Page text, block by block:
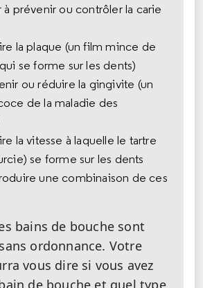
prévenir ou contrôler la carie
la plaque (un film mince de
se forme sur les dents)
ou réduire la gingivite (un
de la maladie des
la vitesse à laquelle le tartre
se forme sur les dents
une combinaison de ces
bains de bouche sont
ordonnance. Votre
vous dire si vous avez
de bouche et quel type